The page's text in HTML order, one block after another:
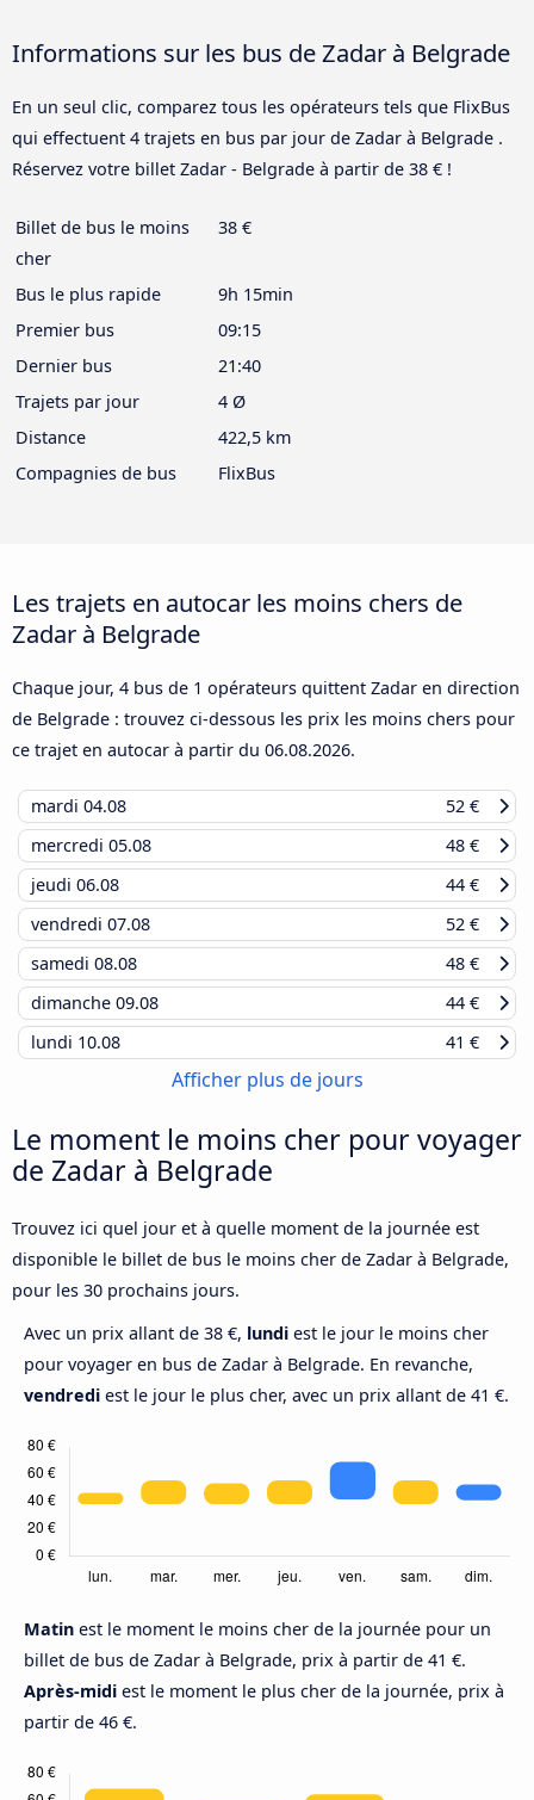
Informations sur les bus de Zadar à Belgrade
En un seul clic, comparez tous les opérateurs tels que FlixBus
qui effectuent 4 trajets en bus par jour de Zadar à Belgrade .
Réservez votre billet Zadar - Belgrade à partir de 38 € !
Billet de bus le moins
cher
38 €
Bus le plus rapide
9h 15min
Premier bus
09:15
Dernier bus
21:40
Trajets par jour
4 Ø
Distance
422,5 km
Compagnies de bus
FlixBus
Les trajets en autocar les moins chers de
Zadar à Belgrade
Chaque jour, 4 bus de 1 opérateurs quittent Zadar en direction
de Belgrade : trouvez ci-dessous les prix les moins chers pour
ce trajet en autocar à partir du 06.08.2026.
mardi 04.08
52 €
mercredi 05.08
48 €
jeudi 06.08
44 €
vendredi 07.08
52 €
samedi 08.08
48 €
dimanche 09.08
44 €
lundi 10.08 41 €
Afficher plus de jours
Le moment le moins cher pour voyager
de Zadar à Belgrade
Trouvez ici quel jour et à quelle moment de la journée est
disponible le billet de bus le moins cher de Zadar à Belgrade,
pour les 30 prochains jours.
Avec un prix allant de 38 €, lundi est le jour le moins cher
pour voyager en bus de Zadar à Belgrade. En revanche,
vendredi est le jour le plus cher, avec un prix allant de 41 €.
Matin est le moment le moins cher de la journée pour un
billet de bus de Zadar à Belgrade, prix à partir de 41 €.
Après-midi est le moment le plus cher de la journée, prix à
partir de 46 €.